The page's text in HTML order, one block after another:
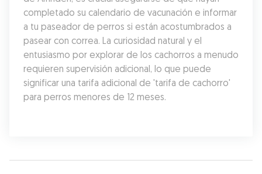
completado su calendario de vacunación e informar
a tu paseador de perros si están acostumbrados a
pasear con correa. La curiosidad natural y el
entusiasmo por explorar de los cachorros a menudo
requieren supervisión adicional, lo que puede
significar una tarifa adicional de 'tarifa de cachorro'
para perros menores de 12 meses.